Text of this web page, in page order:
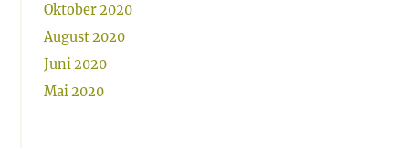
Oktober 2020
August 2020
Juni 2020
Mai 2020